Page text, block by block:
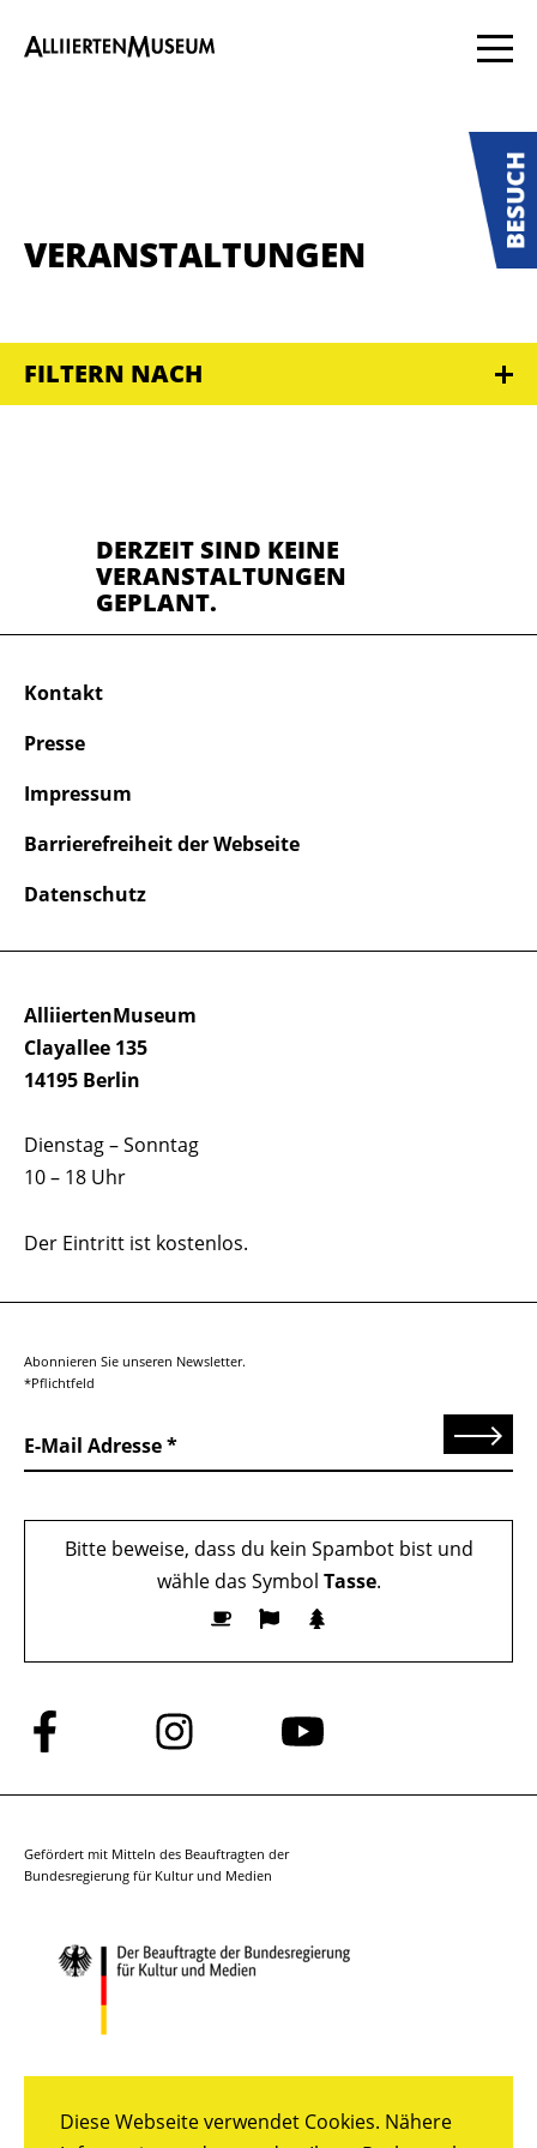
Diese Webseite verwendet Cookies. Nähere
VERANSTALTUNGEN
FILTERN NACH
DERZEIT SIND KEINE
VERANSTALTUNGEN
GEPLANT.
AlliiertenMuseum
Clayallee 135
14195 Berlin
Dienstag – Sonntag
10 – 18 Uhr
Der Eintritt ist kostenlos.
Kontakt
Presse
Impressum
Barrierefreiheit der Webseite
Datenschutz
Abonnieren Sie unseren Newsletter.
*Pflichtfeld
E-Mail Adresse Senden
Bitte beweise, dass du kein Spambot bist und
wähle das Symbol Tasse.
Folge
uns
auf
Folge
uns
auf
Folge
auf
Gefördert mit Mitteln des Beauftragten der
Bundesregierung für Kultur und Medien